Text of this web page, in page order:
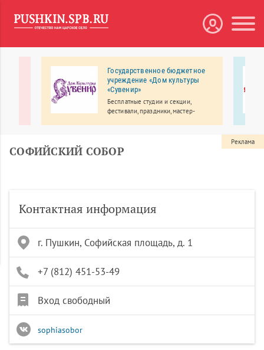
Государственное бюджетное
учреждение «Дом культуры
«Сувенир»
Бесплатные студии и секции,
фестивали, праздники, мастер-
СОФИЙСКИЙ СОБОР
Контактная информация
г. Пушкин, Софийская площадь, д. 1
+7 (812) 451-53-49
Вход свободный
sophiasobor
Реклама